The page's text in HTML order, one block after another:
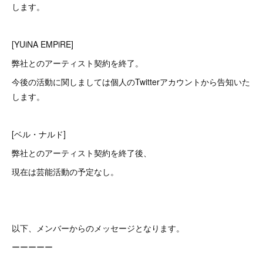
します。
[YUiNA EMPiRE]
弊社とのアーティスト契約を終了。
今後の活動に関しましては個人のTwitterアカウントから告知いた
します。
[ベル・ナルド]
弊社とのアーティスト契約を終了後、
現在は芸能活動の予定なし。
以下、メンバーからのメッセージとなります。
ーーーーー